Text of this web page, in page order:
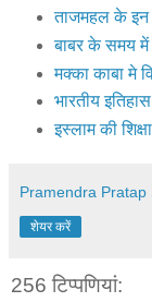
ताजमहल के इन
बाबर के समय में
मक्‍का काबा मे
भारतीय
इस्लाम की
Pramendra Pratap
शेयर करें
256 टिप्‍पणियां: